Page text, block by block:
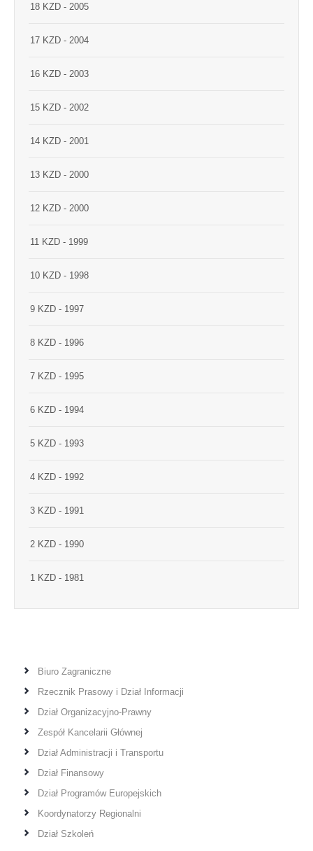
18 KZD - 2005
17 KZD - 2004
16 KZD - 2003
15 KZD - 2002
14 KZD - 2001
13 KZD - 2000
12 KZD - 2000
11 KZD - 1999
10 KZD - 1998
9 KZD - 1997
8 KZD - 1996
7 KZD - 1995
6 KZD - 1994
5 KZD - 1993
4 KZD - 1992
3 KZD - 1991
2 KZD - 1990
1 KZD - 1981
Biuro Zagraniczne
Rzecznik Prasowy i Dział Informacji
Dział Organizacyjno-Prawny
Zespół Kancelarii Głównej
Dział Administracji i Transportu
Dział Finansowy
Dział Programów Europejskich
Koordynatorzy Regionalni
Dział Szkoleń